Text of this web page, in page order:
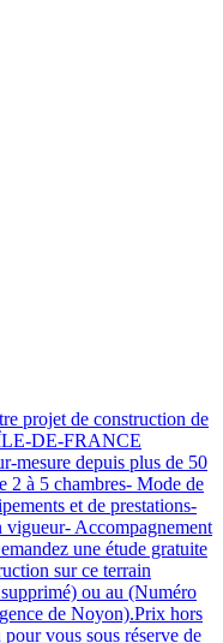
projet de construction de
DE-FRANCE
mesure depuis plus de 50
2 à 5 chambres- Mode de
et de prestations-
vigueur- Accompagnement
une étude gratuite
sur ce terrain
ou au (Numéro
de Noyon).Prix hors
vous sous réserve de